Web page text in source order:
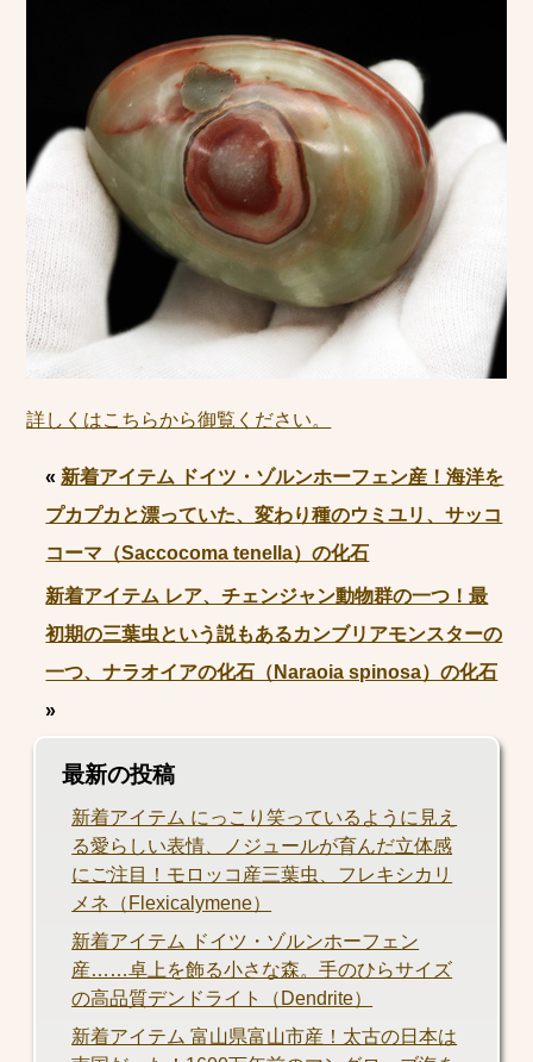
詳しくはこちらから御覧ください。
«新着アイテム ドイツ・ゾルンホーフェン産！海洋を
プカプカと漂っていた、変わり種のウミユリ、サッコ
コーマ（Saccocoma tenella）の化石
新着アイテム レア、チェンジャン動物群の一つ！最
初期の三葉虫という説もあるカンブリアモンスターの
一つ、ナラオイアの化石（Naraoia spinosa）の化石
»
最新の投稿
新着アイテム にっこり笑っているように見え
る愛らしい表情、ノジュールが育んだ立体感
にご注目！モロッコ産三葉虫、フレキシカリ
メネ（Flexicalymene）
新着アイテム ドイツ・ゾルンホーフェン
産……卓上を飾る小さな森。手のひらサイズ
の高品質デンドライト（Dendrite）
新着アイテム 富山県富山市産！太古の日本は